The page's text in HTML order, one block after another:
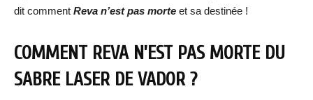
dit comment Reva n’est pas morte et sa destinée !
COMMENT REVA N’EST PAS MORTE DU
SABRE LASER DE VADOR ?